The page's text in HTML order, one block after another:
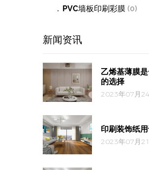
PVC墙板印刷彩膜 (0)
新闻资讯
乙烯基薄膜
的选择
2023年07月
印刷装饰纸
2023年07月